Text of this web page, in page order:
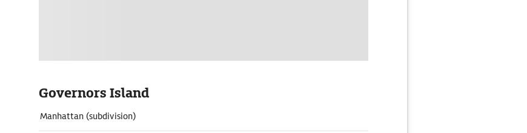
Governors Island
Manhattan (subdivision)